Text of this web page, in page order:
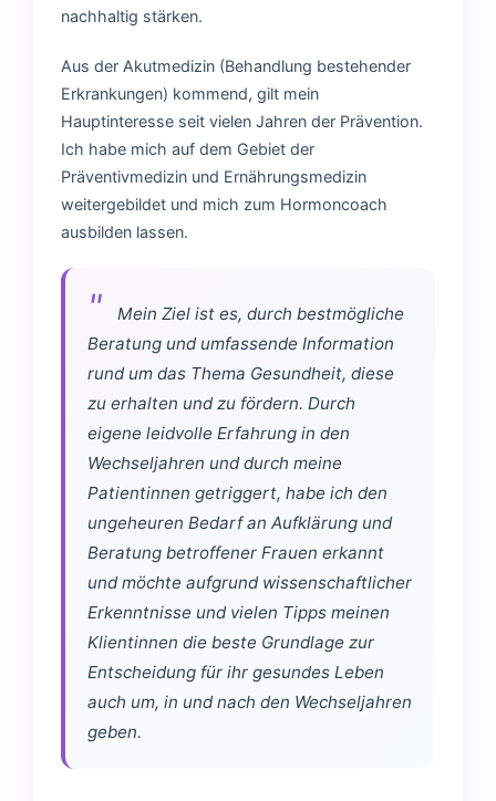
nachhaltig stärken.
Aus der Akutmedizin (Behandlung bestehender
Erkrankungen) kommend, gilt mein
Hauptinteresse seit vielen Jahren der Prävention.
Ich habe mich auf dem Gebiet der
Präventivmedizin und Ernährungsmedizin
weitergebildet und mich zum Hormoncoach
ausbilden lassen.
Mein Ziel ist es, durch bestmögliche
Beratung und umfassende Information
rund um das Thema Gesundheit, diese
zu erhalten und zu fördern. Durch
eigene leidvolle Erfahrung in den
Wechseljahren und durch meine
Patientinnen getriggert, habe ich den
ungeheuren Bedarf an Aufklärung und
Beratung betroffener Frauen erkannt
und möchte aufgrund wissenschaftlicher
Erkenntnisse und vielen Tipps meinen
Klientinnen die beste Grundlage zur
Entscheidung für ihr gesundes Leben
auch um, in und nach den Wechseljahren
geben.